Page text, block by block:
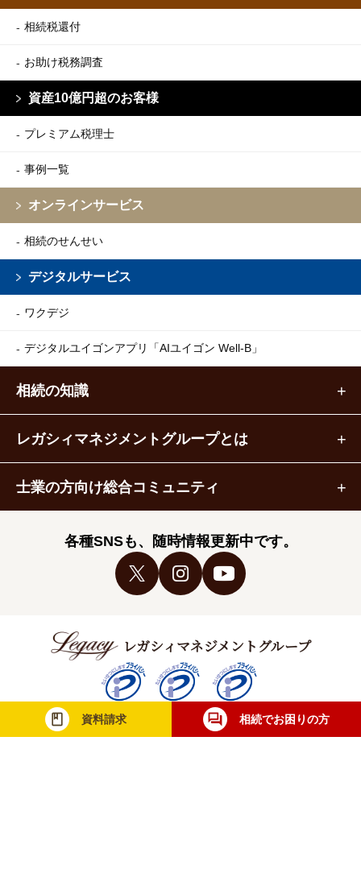
資料請求 相続でお困りの方
相続税還付
お助け税務調査
資産10億円超のお客様
プレミアム税理士
事例一覧
オンラインサービス
相続のせんせい
デジタルサービス
ワクデジ
デジタルユイゴンアプリ 「AIユイゴン Well-B」
相続の知識
レガシィマネジメントグループとは
士業の方向け総合コミュニティ
各種SNSも、随時情報更新中です。
レガシィマネジメントグループ
税理士法人レガシィ 行政書士法人レガシィ